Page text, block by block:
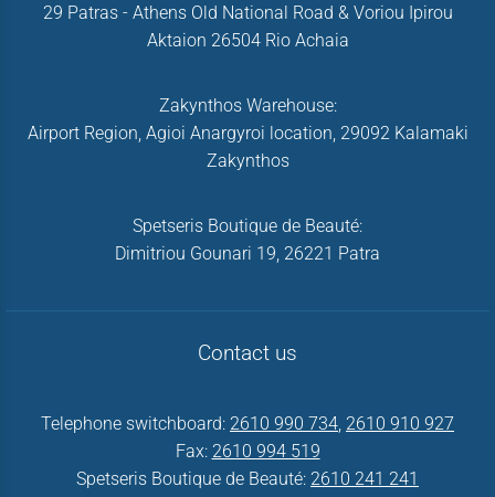
29 Patras - Athens Old National Road & Voriou Ipirou
Aktaion 26504 Rio Achaia
Zakynthos Warehouse:
Airport Region, Agioi Anargyroi location, 29092 Kalamaki
Zakynthos
Spetseris Boutique de Beauté:
Dimitriou Gounari 19, 26221 Patra
Contact us
Telephone switchboard: 2610 990 734, 2610 910 927
Fax: 2610 994 519
Spetseris Boutique de Beauté: 2610 241 241